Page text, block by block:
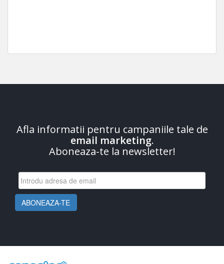
Afla informatii pentru campaniile tale de
email marketing.
Aboneaza-te la newsletter!